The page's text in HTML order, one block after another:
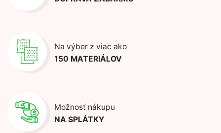
Na výber z viac ako
150 MATERIÁLOV
Možnosť nákupu
NA SPLÁTKY